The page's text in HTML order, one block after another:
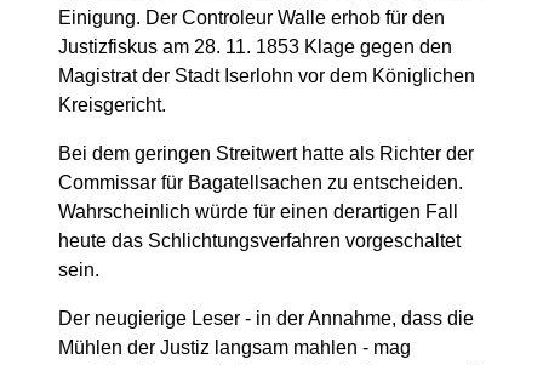
Einigung. Der Controleur Walle erhob für den
Justizfiskus am 28. 11. 1853 Klage gegen den
Magistrat der Stadt Iserlohn vor dem Königlichen
Kreisgericht.
Bei dem geringen Streitwert hatte als Richter der
Commissar für Bagatellsachen zu entscheiden.
Wahrscheinlich würde für einen derartigen Fall
heute das Schlichtungsverfahren vorgeschaltet
sein.
Der neugierige Leser - in der Annahme, dass die
Mühlen der Justiz langsam mahlen - mag